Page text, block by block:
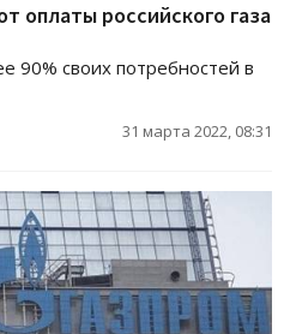
оплаты российского газа
90% своих потребностей в
31 марта 2022, 08:31